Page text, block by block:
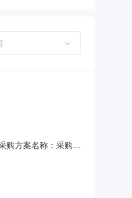
购方案名称：采购方
手机：0310-7184